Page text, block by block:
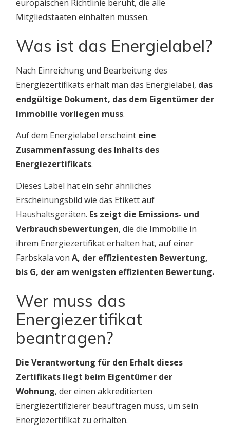
europäischen Richtlinie beruht, die alle
Mitgliedstaaten einhalten müssen.
Was ist das Energielabel?
Nach Einreichung und Bearbeitung des
Energiezertifikats erhält man das Energielabel, das
endgültige Dokument, das dem Eigentümer der
Immobilie vorliegen muss.
Auf dem Energielabel erscheint eine
Zusammenfassung des Inhalts des
Energiezertifikats.
Dieses Label hat ein sehr ähnliches
Erscheinungsbild wie das Etikett auf
Haushaltsgeräten. Es zeigt die Emissions- und
Verbrauchsbewertungen, die die Immobilie in
ihrem Energiezertifikat erhalten hat, auf einer
Farbskala von A, der effizientesten Bewertung,
bis G, der am wenigsten effizienten Bewertung.
Wer muss das
Energiezertifikat
beantragen?
Die Verantwortung für den Erhalt dieses
Zertifikats liegt beim Eigentümer der
Wohnung, der einen akkreditierten
Energiezertifizierer beauftragen muss, um sein
Energiezertifikat zu erhalten.